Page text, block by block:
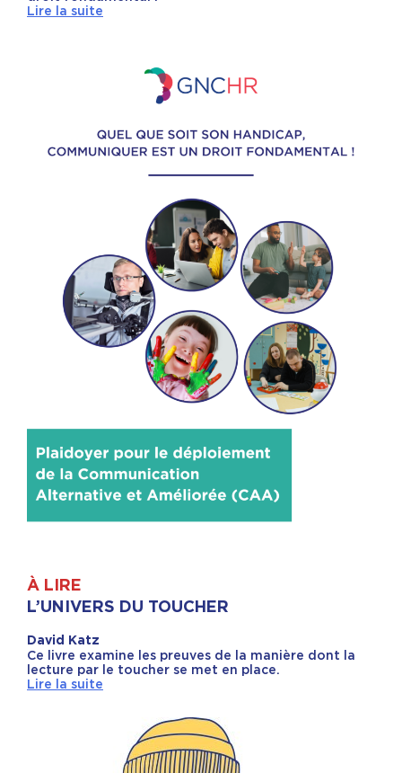
Lire la suite
À LIRE
L’UNIVERS DU TOUCHER
David Katz
Ce livre examine les preuves de la manière dont la
lecture par le toucher se met en place.
Lire la suite